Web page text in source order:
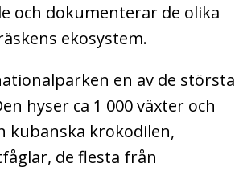
och dokumenterar de olika
ekosystem.
en av de största
hyser ca 1 000 växter och
kubanska krokodilen,
de flesta från